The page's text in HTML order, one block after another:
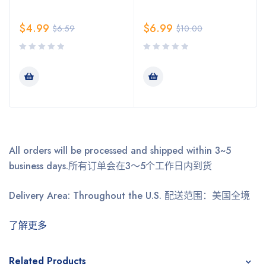
$6.59
$4.99 $10.00
$6.99
All orders will be processed and shipped within 3~5
business days.所有订单会在3～5个工作日内到货
Delivery Area: Throughout the U.S. 配送范围：美国全境
了解更多
Related Products